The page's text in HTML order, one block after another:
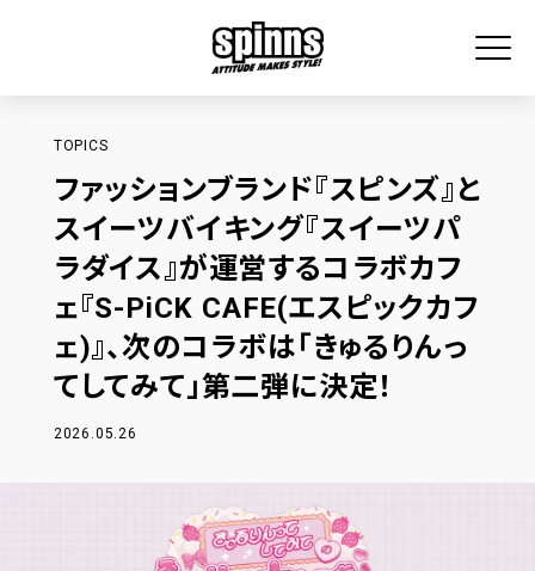
TOPICS
ファッションブランド『スピンズ』と
スイーツバイキング『スイーツパ
ラダイス』が運営するコラボカフ
ェ『S-PiCK CAFE(エスピックカフ
ェ)』、次のコラボは「きゅるりんっ
てしてみて」第二弾に決定！
2026.05.26